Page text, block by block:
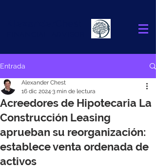
Entrada
Acreedores de Hipotecaria La
Construcción Leasing
aprueban su reorganización:
establece venta ordenada de
activos
Alexander Chest
16 dic 2024 3 min de lectura